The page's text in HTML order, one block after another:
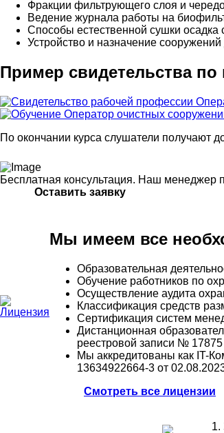
Фракции фильтрующего слоя и
Ведение журнала работы на
Способы естественной сушки осадка
Устройство и назначение
Пример свидетельства
По окончании курса слушатели получают
Бесплатная консультация. Наш менеджер
Оставить заявку
Мы имеем все
Образовательная
Обучение работников по
Осуществление аудита
Классификация средств
Сертификация систем
Дистанционная
реестровой записи № 17875
Мы аккредитованы как IT-
13634922664-3 от
Смотреть все лицензии
1.